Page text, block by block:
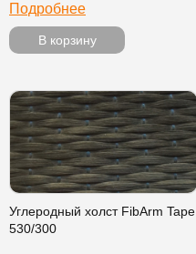
Подробнее
В корзину
Углеродный холст FibArm Tape
530/300